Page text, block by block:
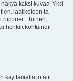
kaksi kuvaa. Yksi
laatikoiden tai
riippuen. Toinen,
henkilökohtainen
käyttämällä jotain